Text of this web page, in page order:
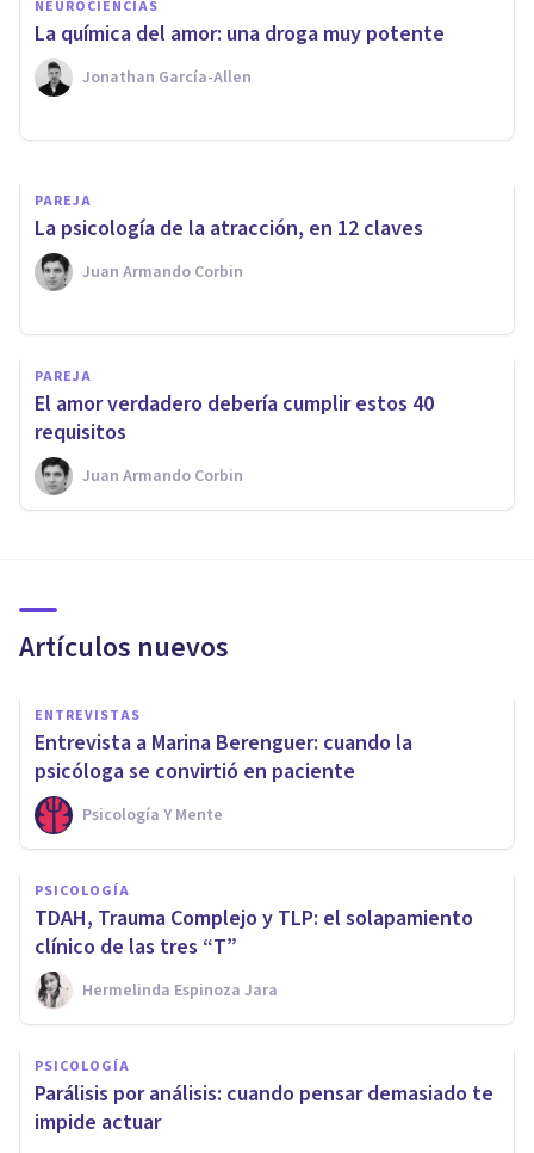
NEUROCIENCIAS
La química del amor: una droga muy potente
Jonathan García-Allen
​Las 9 diferencias entre amor y
enamoramiento
PAREJA
​La psicología de la atracción, en 12 claves
Juan Armando Corbin
PAREJA
​El amor verdadero debería cumplir estos 40
requisitos
Juan Armando Corbin
Artículos nuevos
ENTREVISTAS
Entrevista a Marina Berenguer: cuando la
psicóloga se convirtió en paciente
Psicología Y Mente
PSICOLOGÍA
TDAH, Trauma Complejo y TLP: el solapamiento
clínico de las tres “T”
Hermelinda Espinoza Jara
PSICOLOGÍA
Parálisis por análisis: cuando pensar demasiado te
impide actuar